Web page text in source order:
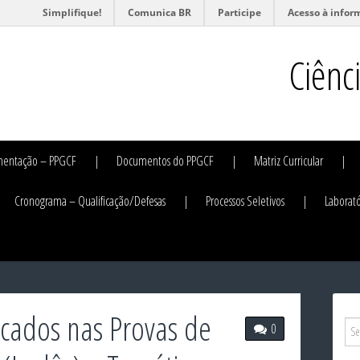
Simplifique! Comunica BR Participe Acesso à
– PPGCF Documentos do PPGCF Matriz Curricular
Cronograma – Qualificação/Defesas Processos Seletivos
0
nas Provas de